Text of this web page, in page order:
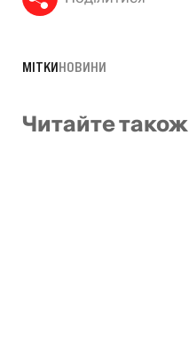
МІТКИНОВИНИ
Читайте також